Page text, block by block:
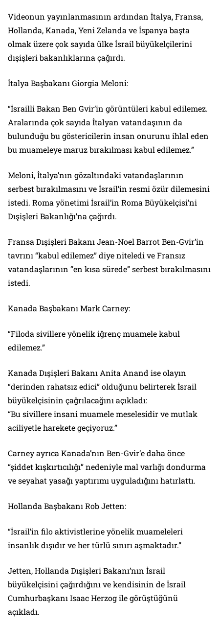
Videonun yayınlanmasının ardından İtalya, Fransa,
Hollanda, Kanada, Yeni Zelanda ve İspanya başta
olmak üzere çok sayıda ülke İsrail büyükelçilerini
dışişleri bakanlıklarına çağırdı.
İtalya Başbakanı Giorgia Meloni:
“İsrailli Bakan Ben Gvir’in görüntüleri kabul edilemez.
Aralarında çok sayıda İtalyan vatandaşının da
bulunduğu bu göstericilerin insan onurunu ihlal eden
bu muameleye maruz bırakılması kabul edilemez.”
Meloni, İtalya’nın gözaltındaki vatandaşlarının
serbest bırakılmasını ve İsrail’in resmi özür dilemesini
istedi. Roma yönetimi İsrail’in Roma Büyükelçisi’ni
Dışişleri Bakanlığı’na çağırdı.
Fransa Dışişleri Bakanı Jean-Noel Barrot Ben-Gvir’in
tavrını “kabul edilemez” diye niteledi ve Fransız
vatandaşlarının “en kısa sürede” serbest bırakılmasını
istedi.
Kanada Başbakanı Mark Carney:
“Filoda sivillere yönelik iğrenç muamele kabul
edilemez.”
Kanada Dışişleri Bakanı Anita Anand ise olayın
“derinden rahatsız edici” olduğunu belirterek İsrail
büyükelçisinin çağrılacağını açıkladı:
“Bu sivillere insani muamele meselesidir ve mutlak
aciliyetle harekete geçiyoruz.”
Carney ayrıca Kanada’nın Ben-Gvir’e daha önce
“şiddet kışkırtıcılığı” nedeniyle mal varlığı dondurma
ve seyahat yasağı yaptırımı uyguladığını hatırlattı.
Hollanda Başbakanı Rob Jetten:
“İsrail’in filo aktivistlerine yönelik muameleleri
insanlık dışıdır ve her türlü sınırı aşmaktadır.”
Jetten, Hollanda Dışişleri Bakanı’nın İsrail
büyükelçisini çağırdığını ve kendisinin de İsrail
Cumhurbaşkanı Isaac Herzog ile görüştüğünü
açıkladı.